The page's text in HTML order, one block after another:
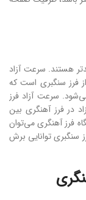
هستند. سرعت آزاد
دقیقه بیشتر از فرز سنگبری است که
سرعت آزاد فرز
و سرعت آزاد در فرز آهنگری بین
فرز آهنگری می‌توان
سنگبری توانایی برش